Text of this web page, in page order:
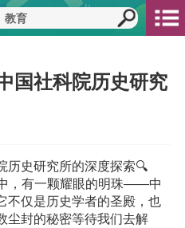
国社科院历史研究
历史研究所的深度探索🔍
，有一颗耀眼的明珠——中
不仅是历史学者的圣殿，也
尘封的秘密等待我们去解